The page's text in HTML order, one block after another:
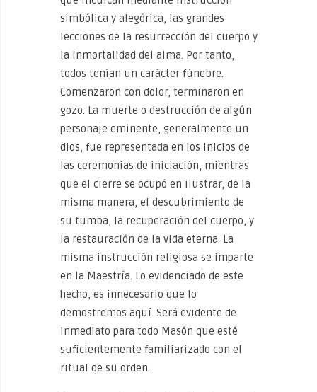
simbólica y alegórica, las grandes
lecciones de la resurrección del cuerpo y
la inmortalidad del alma. Por tanto,
todos tenían un carácter fúnebre.
Comenzaron con dolor, terminaron en
gozo. La muerte o destrucción de algún
personaje eminente, generalmente un
dios, fue representada en los inicios de
las ceremonias de iniciación, mientras
que el cierre se ocupó en ilustrar, de la
misma manera, el descubrimiento de
su tumba, la recuperación del cuerpo, y
la restauración de la vida eterna. La
misma instrucción religiosa se imparte
en la Maestría. Lo evidenciado de este
hecho, es innecesario que lo
demostremos aquí. Será evidente de
inmediato para todo Masón que esté
suficientemente familiarizado con el
ritual de su orden.